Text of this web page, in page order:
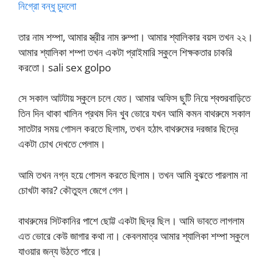
নিগ্রো বন্ধু চুদলো
তার নাম শম্পা, আমার স্ত্রীর নাম রুম্পা। আমার শ্যালিকার বয়স তখন ২২।
আমার শ্যালিকা শম্পা তখন একটা প্রাইমারি স্কুলে শিক্ষকতার চাকরি
করতো। sali sex golpo
সে সকাল আটটায় স্কুলে চলে যেত। আমার অফিস ছুটি নিয়ে শ্বশুরবাড়িতে
তিন দিন থাকা খালিন প্রথম দিন খুব ভোরে যখন আমি কমন বাথরুমে সকাল
সাতটার সময় গোসল করতে ছিলাম, তখন হঠাৎ বাথরুমের দরজার ছিদ্রে
একটা চোখ দেখতে পেলাম।
আমি তখন নগ্ন হয়ে গোসল করতে ছিলাম। তখন আমি বুঝতে পারলাম না
চোখটা কার? কৌতুহল জেগে গেল।
বাথরুমের সিটকানির পাশে ছোট্ট একটা ছিদ্র ছিল। আমি ভাবতে লাগলাম
এত ভোরে কেউ জাগার কথা না। কেবলমাত্র আমার শ্যালিকা শম্পা স্কুলে
যাওয়ার জন্য উঠতে পারে।